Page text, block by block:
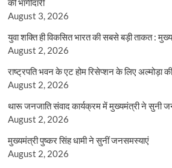
की भागीदारी
August 3, 2026
युवा शक्ति ही विकसित भारत की सबसे बड़ी ताकत :
August 2, 2026
राष्ट्रपति भवन के एट होम रिसेप्शन के लिए अल्मोड़ा
August 2, 2026
थारू जनजाति संवाद कार्यक्रम में मुख्यमंत्री ने सुनी
August 2, 2026
मुख्यमंत्री पुष्कर सिंह धामी ने सुनीं जनसमस्याएं
August 2, 2026